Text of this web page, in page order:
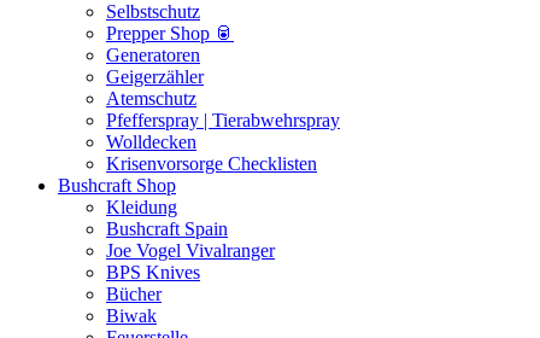
Selbstschutz
Prepper Shop 🥫
Generatoren
Geigerzähler
Atemschutz
Pfefferspray | Tierabwehrspray
Wolldecken
Krisenvorsorge Checklisten
Bushcraft Shop
Kleidung
Bushcraft Spain
Joe Vogel Vivalranger
BPS Knives
Bücher
Biwak